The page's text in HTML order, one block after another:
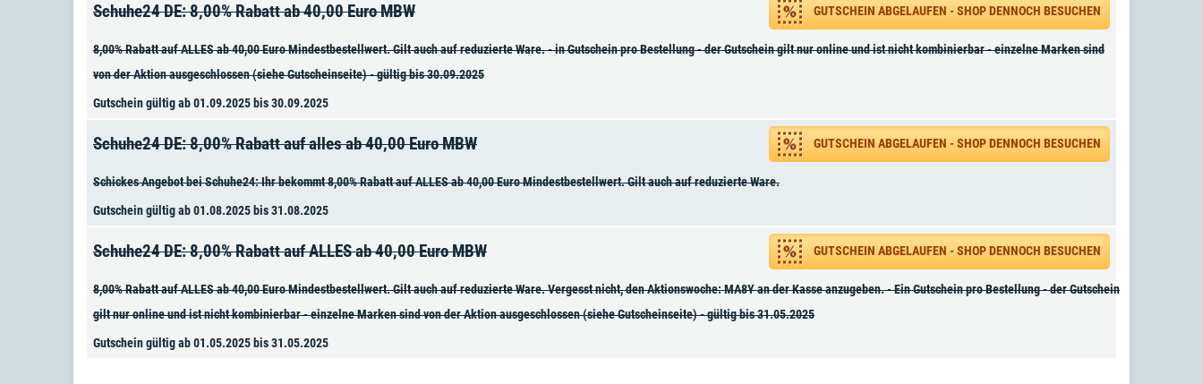
Schuhe24 DE: 8,00% Rabatt ab 40,00 Euro MBW GUTSCHEIN ABGELAUFEN - SHOP DENNOCH BESUCHEN
8,00% Rabatt auf ALLES ab 40,00 Euro Mindestbestellwert. Gilt auch auf reduzierte Ware. - in Gutschein pro Bestellung - der Gutschein gilt nur online und ist nicht kombinierbar - einzelne Marken sind
von der Aktion ausgeschlossen (siehe Gutscheinseite) - gültig bis 30.09.2025
Gutschein gültig ab 01.09.2025 bis 30.09.2025
Schuhe24 DE: 8,00% Rabatt auf alles ab 40,00 Euro MBW GUTSCHEIN ABGELAUFEN - SHOP DENNOCH BESUCHEN
Schickes Angebot bei Schuhe24: Ihr bekommt 8,00% Rabatt auf ALLES ab 40,00 Euro Mindestbestellwert. Gilt auch auf reduzierte Ware.
Gutschein gültig ab 01.08.2025 bis 31.08.2025
Schuhe24 DE: 8,00% Rabatt auf ALLES ab 40,00 Euro MBW GUTSCHEIN ABGELAUFEN - SHOP DENNOCH BESUCHEN
8,00% Rabatt auf ALLES ab 40,00 Euro Mindestbestellwert. Gilt auch auf reduzierte Ware. Vergesst nicht, den Aktionswoche: MA8Y an der Kasse anzugeben. - Ein Gutschein pro Bestellung - der Gutschein
gilt nur online und ist nicht kombinierbar - einzelne Marken sind von der Aktion ausgeschlossen (siehe Gutscheinseite) - gültig bis 31.05.2025
Gutschein gültig ab 01.05.2025 bis 31.05.2025